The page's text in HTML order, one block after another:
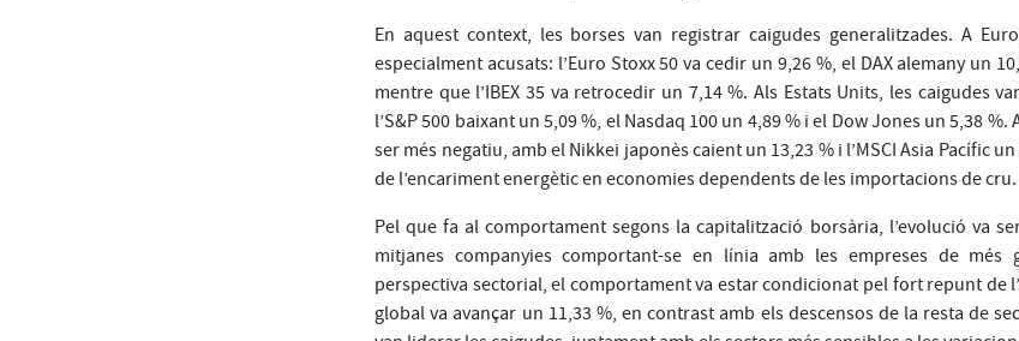
En aquest context, les borses van registrar caigudes generalitzades. A
especialment acusats: l’Euro Stoxx 50 va cedir un 9,26 %, el DAX alemany un
mentre que l’IBEX 35 va retrocedir un 7,14 %. Als Estats Units, les caigudes
l’S&P 500 baixant un 5,09 %, el Nasdaq 100 un 4,89 % i el Dow Jones un 5,38 %.
ser més negatiu, amb el Nikkei japonès caient un 13,23 % i l’MSCI Asia Pacífic
de l’encariment energètic en economies dependents de les importacions de cru.
Pel que fa al comportament segons la capitalització borsària, l’evolució va
mitjanes companyies comportant-se en línia amb les empreses de més
perspectiva sectorial, el comportament va estar condicionat pel fort repunt de
global va avançar un 11,33 %, en contrast amb els descensos de la resta de